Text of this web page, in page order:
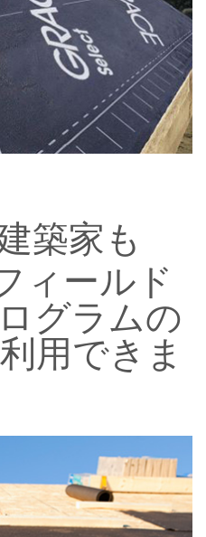
築家も
ィールド
グラムの
用できま